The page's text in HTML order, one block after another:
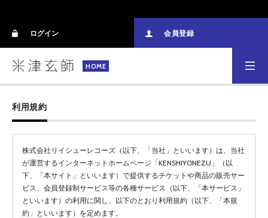
HOME
ログイン 会員登録
利用規約
株式会社リイシューレコーズ（以下、「当社」といいます）は、当社
が運営するインターネットホームページ「KENSHIYONEZU」（以
下、「本サイト」といいます）で提供するチケットや商品の販売サー
ビス、会員登録制サービス等の各種サービス（以下、「本サービス」
といいます）の利用に関し、以下のとおり利用規約（以下、「本規
約」といいます）を定めます。